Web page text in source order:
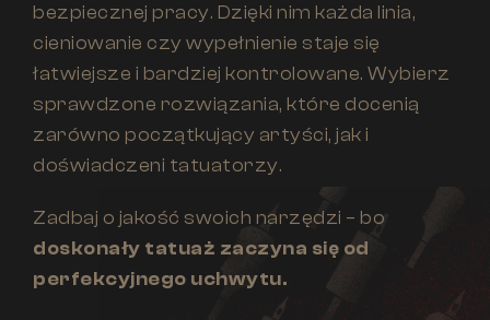
bezpiecznej pracy. Dzięki nim każda linia,
cieniowanie czy wypełnienie staje się
łatwiejsze i bardziej kontrolowane. Wybierz
sprawdzone rozwiązania, które docenią
zarówno początkujący artyści, jak i
doświadczeni tatuatorzy.
Zadbaj o jakość swoich narzędzi – bo
doskonały tatuaż zaczyna się od
perfekcyjnego uchwytu.